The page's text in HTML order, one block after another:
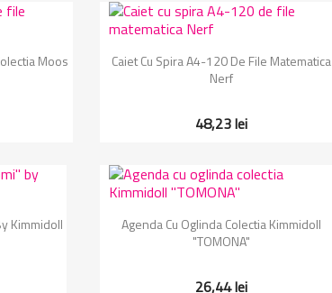
Moos
Vizualizare rapida
Caiet Cu Spira A4-120 De File Matematica
Nerf
48,23 lei
Kimmidoll  Vizualizare rapida
Agenda Cu Oglinda Colectia Kimmidoll
"TOMONA"
26,44 lei